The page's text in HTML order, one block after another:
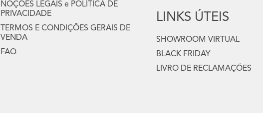
NOÇÕES LEGAIS e POLÍTICA DE
PRIVACIDADE
TERMOS E CONDIÇÕES GERAIS DE
VENDA
FAQ
LINKS ÚTEIS
SHOWROOM VIRTUAL
BLACK FRIDAY
LIVRO DE RECLAMAÇÕES